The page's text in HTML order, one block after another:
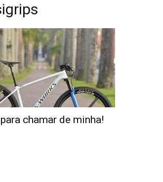
chamar de minha!